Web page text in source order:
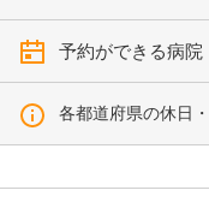
予約ができる病
各都道府県の休日